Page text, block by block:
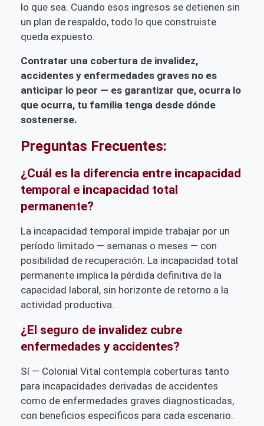
lo que sea. Cuando esos ingresos se detienen sin
un plan de respaldo, todo lo que construiste
queda expuesto.
Contratar una cobertura de invalidez,
accidentes y enfermedades graves no es
anticipar lo peor — es garantizar que, ocurra lo
que ocurra, tu familia tenga desde dónde
sostenerse.
Preguntas Frecuentes:
¿Cuál es la diferencia entre incapacidad
temporal e incapacidad total
permanente?
La incapacidad temporal impide trabajar por un
período limitado — semanas o meses — con
posibilidad de recuperación. La incapacidad total
permanente implica la pérdida definitiva de la
capacidad laboral, sin horizonte de retorno a la
actividad productiva.
¿El seguro de invalidez cubre
enfermedades y accidentes?
Sí — Colonial Vital contempla coberturas tanto
para incapacidades derivadas de accidentes
como de enfermedades graves diagnosticadas,
con beneficios específicos para cada escenario.